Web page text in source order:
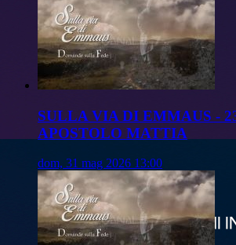
SULLA VIA DI EMMAUS -
APOSTOLO MATTIA
dom, 31 mag 2026 13:00